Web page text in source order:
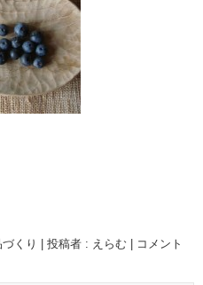
くり 投稿者 : えらむ
コメント